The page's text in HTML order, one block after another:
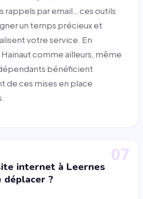
rappels par email… ces outils
un temps précieux et
votre service. En
comme ailleurs, même
bénéficient
de ces mises en place
07
internet à Leernes
?